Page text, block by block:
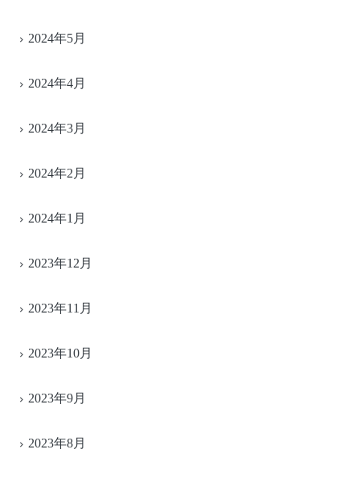
2024年5月
2024年4月
2024年3月
2024年2月
2024年1月
2023年12月
2023年11月
2023年10月
2023年9月
2023年8月